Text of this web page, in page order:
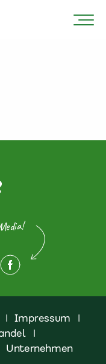
| Impressum
|
|
Unternehmen